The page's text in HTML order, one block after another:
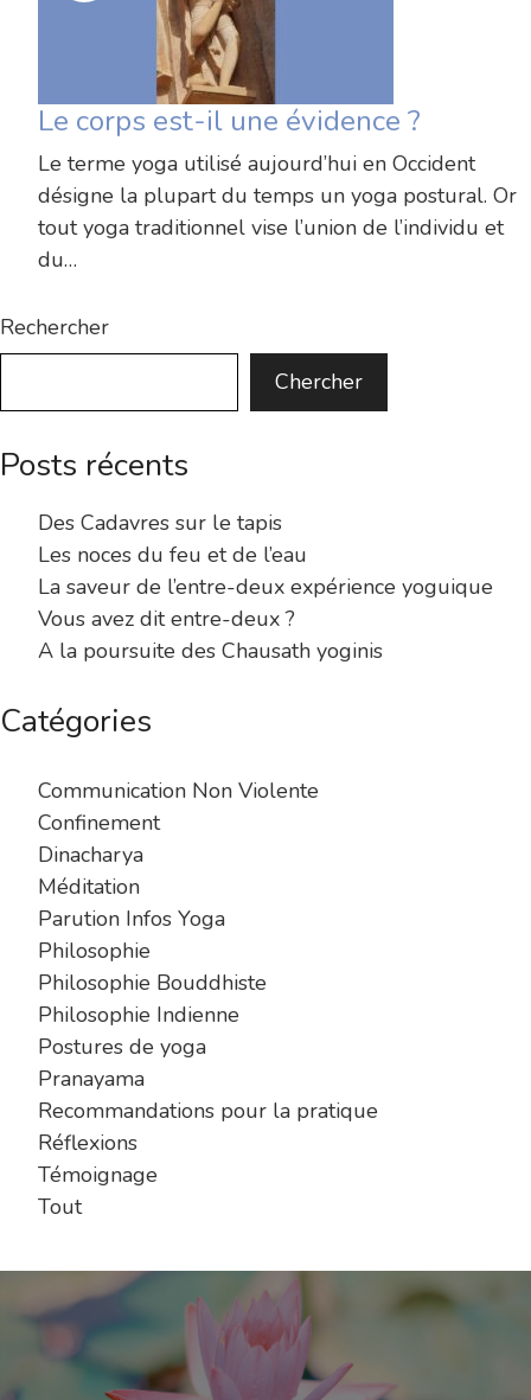
Le corps est-il une évidence ?
Le terme yoga utilisé aujourd’hui en Occident
désigne la plupart du temps un yoga postural. Or
tout yoga traditionnel vise l’union de l’individu et
du…
Rechercher
Chercher
Posts récents
Des Cadavres sur le tapis
Les noces du feu et de l’eau
La saveur de l’entre-deux expérience yoguique
Vous avez dit entre-deux ?
A la poursuite des Chausath yoginis
Catégories
Communication Non Violente
Confinement
Dinacharya
Méditation
Parution Infos Yoga
Philosophie
Philosophie Bouddhiste
Philosophie Indienne
Postures de yoga
Pranayama
Recommandations pour la pratique
Réflexions
Témoignage
Tout